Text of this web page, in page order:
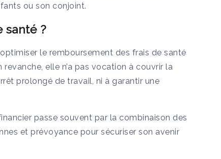
ou son conjoint.
santé ?
le remboursement des frais de santé
elle n’a pas vocation à couvrir la
prolongé de travail, ni à garantir une
passe souvent par la combinaison des
et prévoyance pour sécuriser son avenir